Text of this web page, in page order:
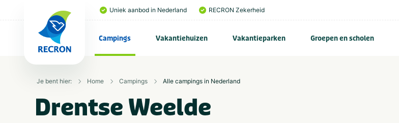
Uniek aanbod in Nederland RECRON Zekerheid
Campings Vakantiehuizen Vakantieparken Groepen en scholen
Je bent hier: Home Campings Alle campings in Nederland
Drentse Weelde